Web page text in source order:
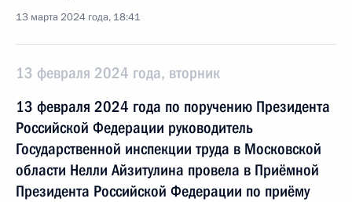
13 марта 2024 года, 18:41
13 февраля 2024 года, вторник
13 февраля 2024 года по поручению Президента
Российской Федерации руководитель
Государственной инспекции труда в Московской
области Нелли Айзитулина провела в Приёмной
Президента Российской Федерации по приёму